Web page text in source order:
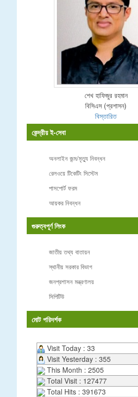
শেখ হাফিজুর রহমান
বিসিএস (প্রশাসন)
বিস্তারিত
কেন্দ্রীয় ই-সেবা
অনলাইন জন্ম/মৃত্যু নিবন্ধন
রেলওয়ে টিকেটিং সিস্টেম
পাসপোর্ট ফরম
আয়কর নিবন্ধন
গুরুত্বপূর্ণ লিংক
জাতীয় তথ্য বাতায়ন
স্থানীয় সরকার বিভাগ
জনপ্রশাসন মন্ত্রণালয়
সিপিটিউ
মোট পরিদর্শক
Visit Today : 33
Visit Yesterday : 355
This Month : 2505
Total Visit : 127477
Total Hits : 391673